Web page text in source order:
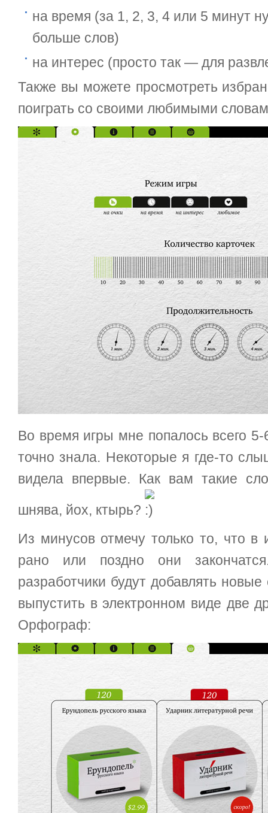
на время (за 1, 2, 3, 4 или 5 минут
больше слов)
на интерес (просто так — для
Также вы можете просмотреть
поиграть со своими любимыми
Во время игры мне попалось всего
точно знала. Некоторые я где-то
видела впервые. Как вам такие
шнява, йох, ктырь?
Из минусов отмечу только то, что в
рано или поздно они
разработчики будут добавлять
выпустить в электронном виде две
Орфограф: